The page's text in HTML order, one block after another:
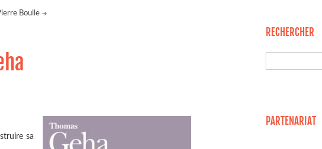
Boulle
sa
RECHERCHER
PARTENARIAT